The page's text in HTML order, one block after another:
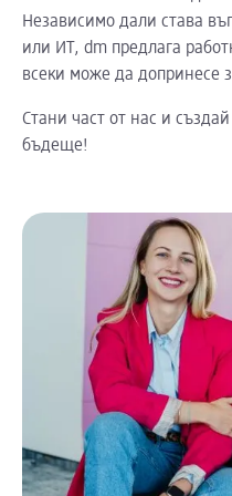
Независимо дали става
или ИТ, dm предлага
всеки може да допринесе
Стани част от нас и
бъдеще!